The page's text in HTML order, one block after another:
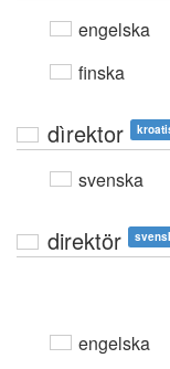
engelska
finska
dìrektor
svenska
direktör
engelska